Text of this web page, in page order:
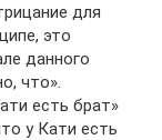
для
это
данного
что».
есть брат»
у Кати есть